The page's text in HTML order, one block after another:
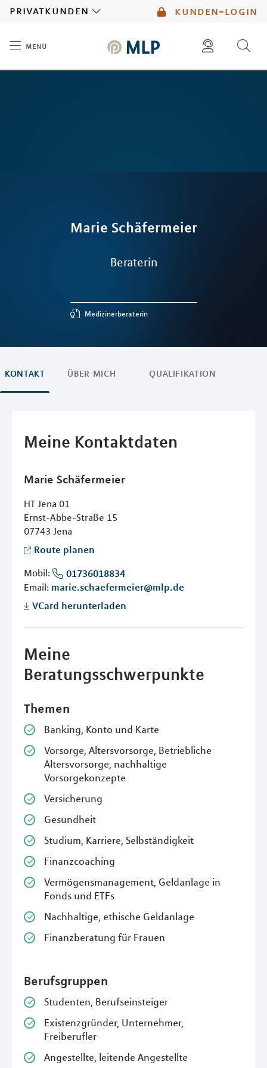
kunden-login
privatkunden
menü
Marie Schäfermeier
Beraterin
Medizinerberaterin
KONTAKT ÜBER MICH QUALIFIKATION
Meine Kontaktdaten
Marie Schäfermeier
HT Jena 01
Ernst-Abbe-Straße 15
07743 Jena
Route planen
Mobil:
01736018834
Email: marie.schaefermeier@mlp.de
VCard herunterladen
Meine
Beratungsschwerpunkte
Themen
Banking, Konto und Karte
Vorsorge, Altersvorsorge, Betriebliche
Altersvorsorge, nachhaltige
Vorsorgekonzepte
Versicherung
Gesundheit
Studium, Karriere, Selbständigkeit
Finanzcoaching
Vermögensmanagement, Geldanlage in
Fonds und ETFs
Nachhaltige, ethische Geldanlage
Finanzberatung für Frauen
Berufsgruppen
Studenten, Berufseinsteiger
Existenzgründer, Unternehmer,
Freiberufler
Angestellte, leitende Angestellte